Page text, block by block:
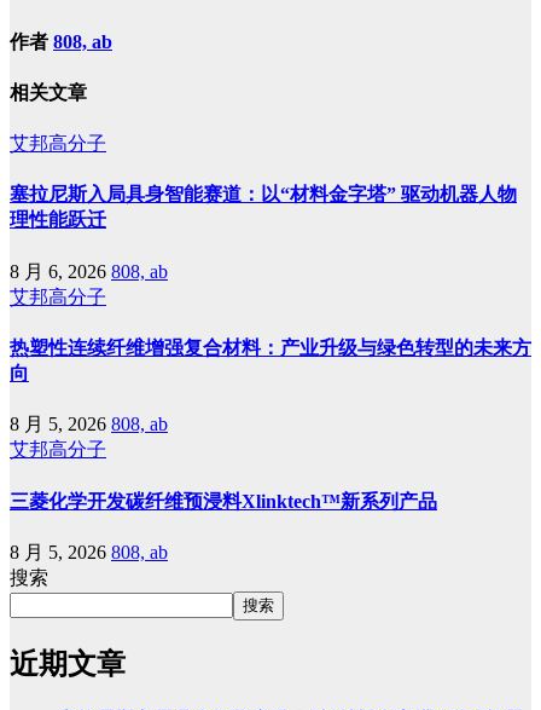
作者 808, ab
相关文章
艾邦高分子
塞拉尼斯入局具身智能赛道：以“材料金字塔” 驱动机器人物
理性能跃迁
8 月 6, 2026 808, ab
艾邦高分子
热塑性连续纤维增强复合材料：产业升级与绿色转型的未来方
向
8 月 5, 2026 808, ab
艾邦高分子
三菱化学开发碳纤维预浸料Xlinktech™新系列产品
8 月 5, 2026 808, ab
搜索
搜索
近期文章